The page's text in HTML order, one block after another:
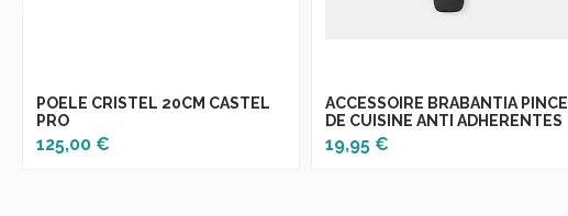
POELE CRISTEL 20CM CASTEL
PRO
125,00 €
ACCESSOIRE BRABANTIA PINCE
DE CUISINE ANTI ADHERENTES
19,95 €